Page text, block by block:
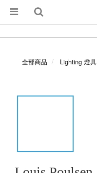
全部商品 Lighting 燈具